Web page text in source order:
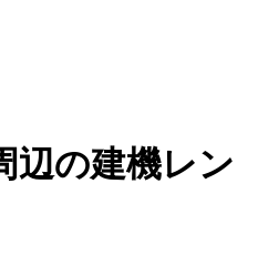
辺の建機レン